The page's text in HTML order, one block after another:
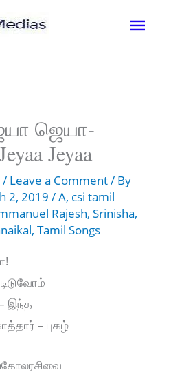
ஜெயா-
Jeyaa
/ Leave a Comment/ By
2, 2019/A, csi tamil
Rajesh,Srinisha,
,Tamil Songs
இந்த
– புகழ்